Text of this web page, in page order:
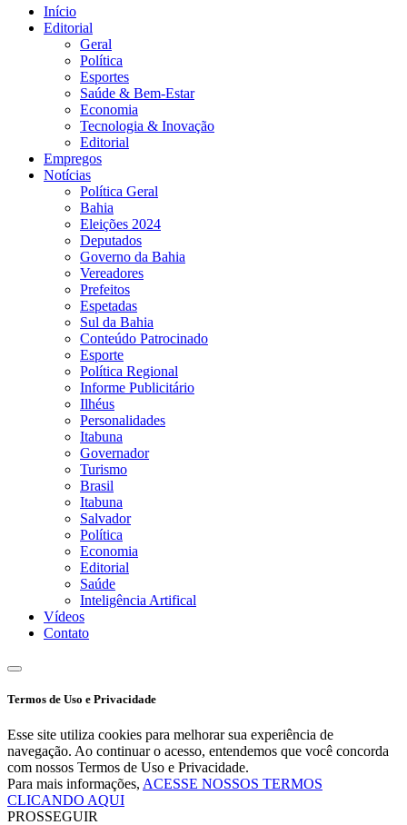
Início
Editorial
Geral
Política
Esportes
Saúde & Bem-Estar
Economia
Tecnologia & Inovação
Editorial
Empregos
Notícias
Política Geral
Bahia
Eleições 2024
Deputados
Governo da Bahia
Vereadores
Prefeitos
Espetadas
Sul da Bahia
Conteúdo Patrocinado
Esporte
Política Regional
Informe Publicitário
Ilhéus
Personalidades
Itabuna
Governador
Turismo
Brasil
Itabuna
Salvador
Política
Economia
Editorial
Saúde
Inteligência Artifical
Vídeos
Contato
Termos de Uso e Privacidade
Esse site utiliza cookies para melhorar sua experiência de
navegação. Ao continuar o acesso, entendemos que você concorda
com nossos Termos de Uso e Privacidade.
Para mais informações, ACESSE NOSSOS TERMOS
CLICANDO AQUI
PROSSEGUIR